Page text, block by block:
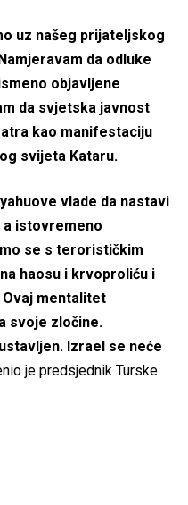
uz našeg prijateljskog
da odluke
objavljene
da svjetska javnost
kao manifestaciju
svijeta Kataru.
vlade da nastavi
a istovremeno
se s terorističkim
haosu i krvoproliću i
mentalitet
svoje zločine.
Izrael se neće
je predsjednik Turske.